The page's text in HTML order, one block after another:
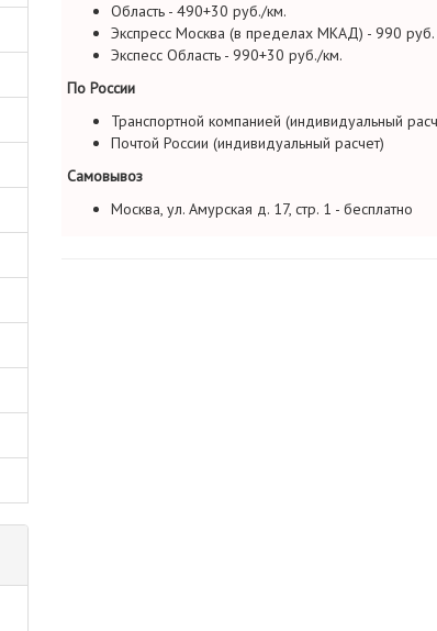
Область - 490+30 руб./км.
Экспресс Москва (в пределах МКАД) - 990 руб.
Экспесс Область - 990+30 руб./км.
По России
Транспортной компанией (индивидуальный
Почтой России (индивидуальный расчет)
Самовывоз
Москва, ул. Амурская д. 17, стр. 1 - бесплатно